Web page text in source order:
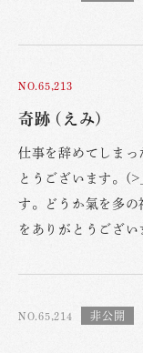
NO.65,213
奇跡 (えみ)
仕事を辞めてしま
とうございます。
す。どうか氣を多
をありがとうござい
NO.65,214